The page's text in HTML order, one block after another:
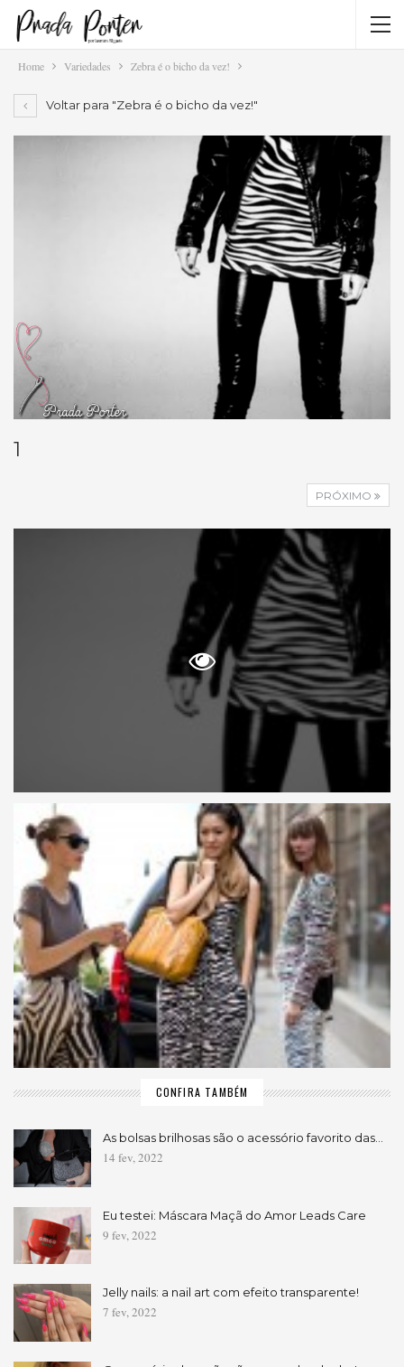
Home Variedades Zebra é o bicho da vez!
Voltar para "Zebra é o bicho da vez!"
1
PRÓXIMO
CONFIRA TAMBÉM
As bolsas brilhosas são o acessório favorito das…
14 fev, 2022
Eu testei: Máscara Maçã do Amor Leads Care
9 fev, 2022
Jelly nails: a nail art com efeito transparente!
7 fev, 2022